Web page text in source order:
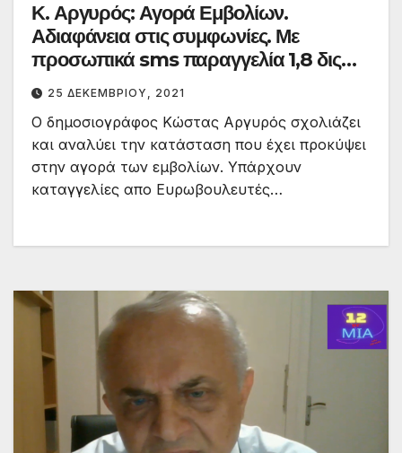
Κ. Αργυρός: Αγορά Εμβολίων.
Αδιαφάνεια στις συμφωνίες. Με
προσωπικά sms παραγγελία 1,8 δις
δόσεων.
25 ΔΕΚΕΜΒΡΊΟΥ, 2021
Ο δημοσιογράφος Κώστας Αργυρός σχολιάζει
και αναλύει την κατάσταση που έχει προκύψει
στην αγορά των εμβολίων. Υπάρχουν
καταγγελίες απο Ευρωβουλευτές…